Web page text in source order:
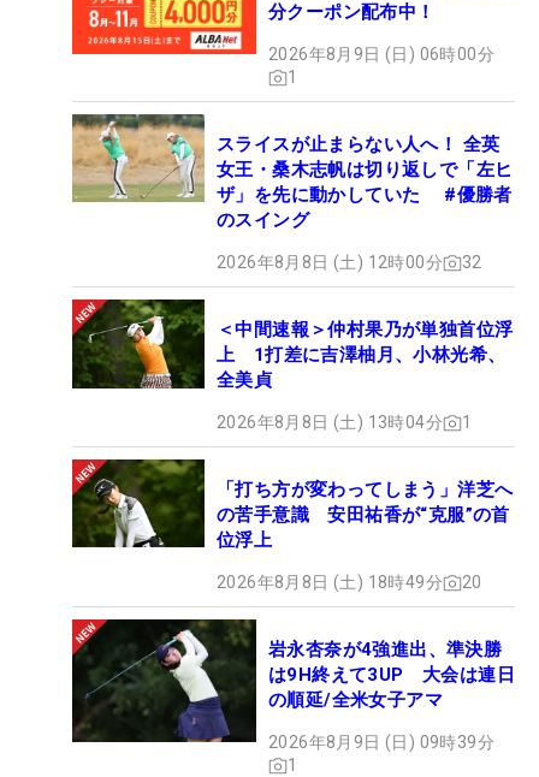
分クーポン配布中！
2026年8月9日 (日) 06時00分
1
スライスが止まらない人へ！ 全英
女王・桑木志帆は切り返しで「左ヒ
ザ」を先に動かしていた #優勝者
のスイング
2026年8月8日 (土) 12時00分 32
＜中間速報＞仲村果乃が単独首位浮
上 1打差に吉澤柚月、小林光希、
全美貞
2026年8月8日 (土) 13時04分 1
「打ち方が変わってしまう」洋芝へ
の苦手意識 安田祐香が“克服”の首
位浮上
2026年8月8日 (土) 18時49分 20
岩永杏奈が4強進出、準決勝
は9H終えて3UP 大会は連日
の順延/全米女子アマ
2026年8月9日 (日) 09時39分
1